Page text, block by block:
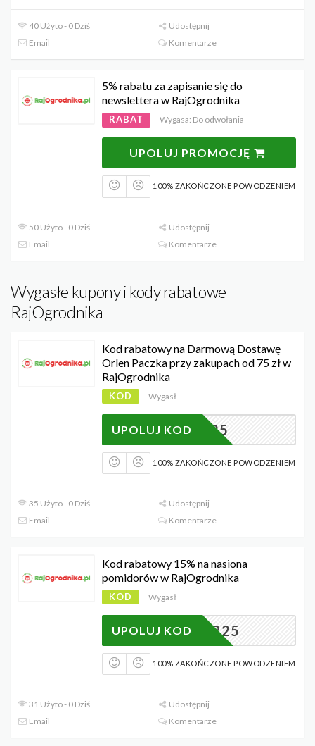
40 Użyto - 0 Dziś
Udostępnij
Email
Komentarze
5% rabatu za zapisanie się do
newslettera w RajOgrodnika
RABAT Wygasa: Do odwołania
UPOLUJ PROMOCJĘ
100% ZAKOŃCZONE POWODZENIEM
50 Użyto - 0 Dziś
Udostępnij
Email
Komentarze
Wygasłe kupony i kody rabatowe
RajOgrodnika
Kod rabatowy na Darmową Dostawę
Orlen Paczka przy zakupach od 75 zł w
RajOgrodnika
KOD Wygasł
DOST25
UPOLUJ KOD
100% ZAKOŃCZONE POWODZENIEM
35 Użyto - 0 Dziś
Udostępnij
Email
Komentarze
Kod rabatowy 15% na nasiona
pomidorów w RajOgrodnika
KOD Wygasł
OMIDOR25
UPOLUJ KOD
100% ZAKOŃCZONE POWODZENIEM
31 Użyto - 0 Dziś
Udostępnij
Email
Komentarze